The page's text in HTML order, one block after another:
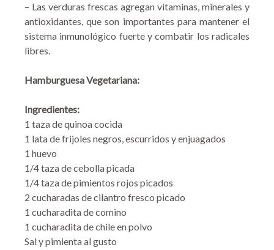
– Las verduras frescas agregan vitaminas, minerales y
antioxidantes, que son importantes para mantener el
sistema inmunológico fuerte y combatir los radicales
libres.
Hamburguesa Vegetariana:
Ingredientes:
1 taza de quinoa cocida
1 lata de frijoles negros, escurridos y enjuagados
1 huevo
1/4 taza de cebolla picada
1/4 taza de pimientos rojos picados
2 cucharadas de cilantro fresco picado
1 cucharadita de comino
1 cucharadita de chile en polvo
Sal y pimienta al gusto